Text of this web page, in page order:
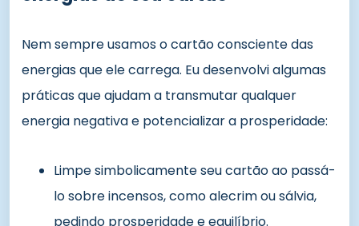
Nem sempre usamos o cartão consciente das
energias que ele carrega. Eu desenvolvi algumas
práticas que ajudam a transmutar qualquer
energia negativa e potencializar a prosperidade:
Limpe simbolicamente seu cartão ao passá-
lo sobre incensos, como alecrim ou sálvia,
pedindo prosperidade e equilíbrio.